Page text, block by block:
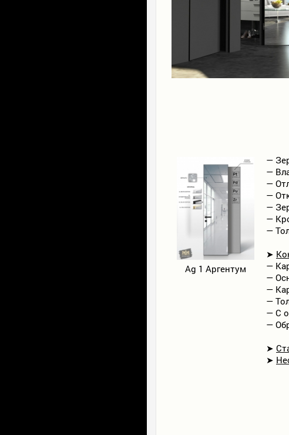
Ag 1 Аргентум
—
—
—
—
—
—
—
➤
—
—
—
—
— С
—
➤
➤